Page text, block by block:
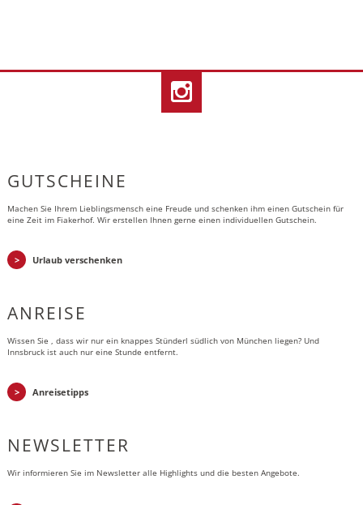
GUTSCHEINE
Machen Sie Ihrem Lieblingsmensch eine Freude und schenken ihm einen Gutschein für
eine Zeit im Fiakerhof. Wir erstellen Ihnen gerne einen individuellen Gutschein.
Urlaub verschenken
ANREISE
Wissen Sie , dass wir nur ein knappes Stünderl südlich von München liegen? Und
Innsbruck ist auch nur eine Stunde entfernt.
Anreisetipps
NEWSLETTER
Wir informieren Sie im Newsletter alle Highlights und die besten Angebote.